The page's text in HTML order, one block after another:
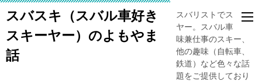
スバスキ（スバル車好き
スキーヤー）のよもやま
話
スバリストでスキー
ヤー。スバル車、趣
味兼仕事のスキー、
他の趣味（自転車、
鉄道）など色々な話
題をご提供しており